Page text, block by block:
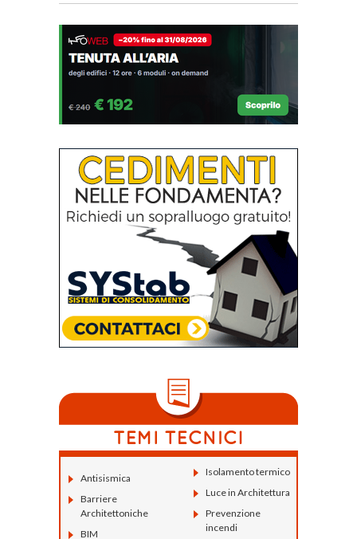
Antisismica
Barriere
Architettoniche
BIM
Isolamento termico
Luce in Architettura
Prevenzione
incendi